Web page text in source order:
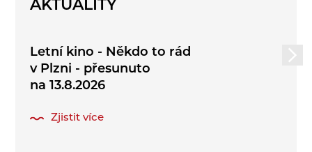
AKTUALITY
Letní kino - Někdo to rád
v Plzni - přesunuto
na 13.8.2026
Zjistit více